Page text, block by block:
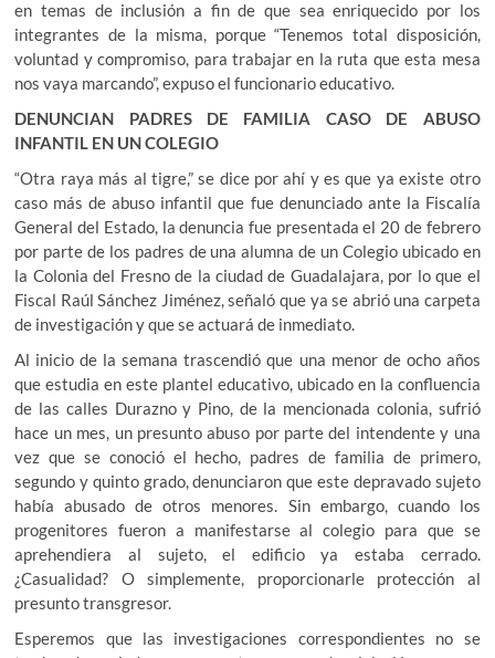
en temas de inclusión a fin de que sea enriquecido por los
integrantes de la misma, porque “Tenemos total disposición,
voluntad y compromiso, para trabajar en la ruta que esta mesa
nos vaya marcando”, expuso el funcionario educativo.
DENUNCIAN PADRES DE FAMILIA CASO DE ABUSO
INFANTIL EN UN COLEGIO
“Otra raya más al tigre,” se dice por ahí y es que ya existe otro
caso más de abuso infantil que fue denunciado ante la Fiscalía
General del Estado, la denuncia fue presentada el 20 de febrero
por parte de los padres de una alumna de un Colegio ubicado en
la Colonia del Fresno de la ciudad de Guadalajara, por lo que el
Fiscal Raúl Sánchez Jiménez, señaló que ya se abrió una carpeta
de investigación y que se actuará de inmediato.
Al inicio de la semana trascendió que una menor de ocho años
que estudia en este plantel educativo, ubicado en la confluencia
de las calles Durazno y Pino, de la mencionada colonia, sufrió
hace un mes, un presunto abuso por parte del intendente y una
vez que se conoció el hecho, padres de familia de primero,
segundo y quinto grado, denunciaron que este depravado sujeto
había abusado de otros menores. Sin embargo, cuando los
progenitores fueron a manifestarse al colegio para que se
aprehendiera al sujeto, el edificio ya estaba cerrado.
¿Casualidad? O simplemente, proporcionarle protección al
presunto transgresor.
Esperemos que las investigaciones correspondientes no se